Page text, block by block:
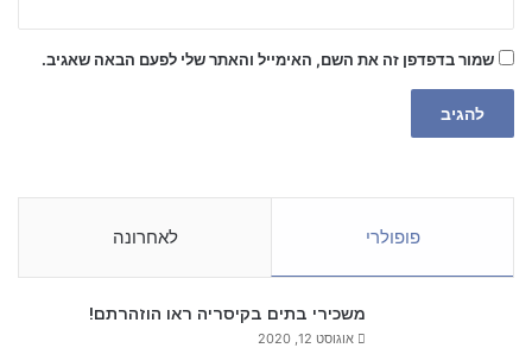
שמור בדפדפן זה את השם, האימייל והאתר שלי לפעם הבאה שאגיב.
פופולרי לאחרונה
משכירי בתים בקיסריה ראו הוזהרתם!
אוגוסט 12, 2020